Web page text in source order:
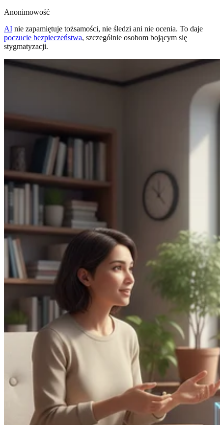
Anonimowość
AI nie zapamiętuje tożsamości, nie śledzi ani nie ocenia. To daje
poczucie bezpieczeństwa, szczególnie osobom bojącym się
stygmatyzacji.